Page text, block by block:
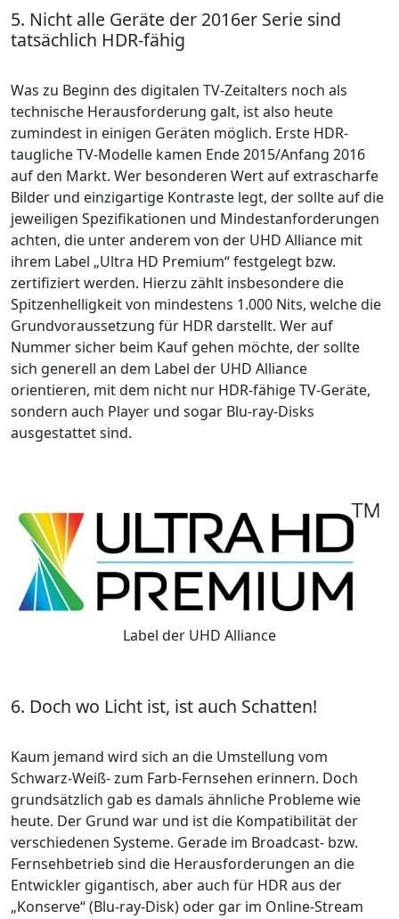
5. Nicht alle Geräte der 2016er Serie sind
tatsächlich HDR-fähig
Was zu Beginn des digitalen TV-Zeitalters noch als
technische Herausforderung galt, ist also heute
zumindest in einigen Geräten möglich. Erste HDR-
taugliche TV-Modelle kamen Ende 2015/Anfang 2016
auf den Markt. Wer besonderen Wert auf extrascharfe
Bilder und einzigartige Kontraste legt, der sollte auf die
jeweiligen Spezifikationen und Mindestanforderungen
achten, die unter anderem von der UHD Alliance mit
ihrem Label „Ultra HD Premium“ festgelegt bzw.
zertifiziert werden. Hierzu zählt insbesondere die
Spitzenhelligkeit von mindestens 1.000 Nits, welche die
Grundvoraussetzung für HDR darstellt. Wer auf
Nummer sicher beim Kauf gehen möchte, der sollte
sich generell an dem Label der UHD Alliance
orientieren, mit dem nicht nur HDR-fähige TV-Geräte,
sondern auch Player und sogar Blu-ray-Disks
ausgestattet sind.
Label der UHD Alliance
6. Doch wo Licht ist, ist auch Schatten!
Kaum jemand wird sich an die Umstellung vom
Schwarz-Weiß- zum Farb-Fernsehen erinnern. Doch
grundsätzlich gab es damals ähnliche Probleme wie
heute. Der Grund war und ist die Kompatibilität der
verschiedenen Systeme. Gerade im Broadcast- bzw.
Fernsehbetrieb sind die Herausforderungen an die
Entwickler gigantisch, aber auch für HDR aus der
„Konserve“ (Blu-ray-Disk) oder gar im Online-Stream